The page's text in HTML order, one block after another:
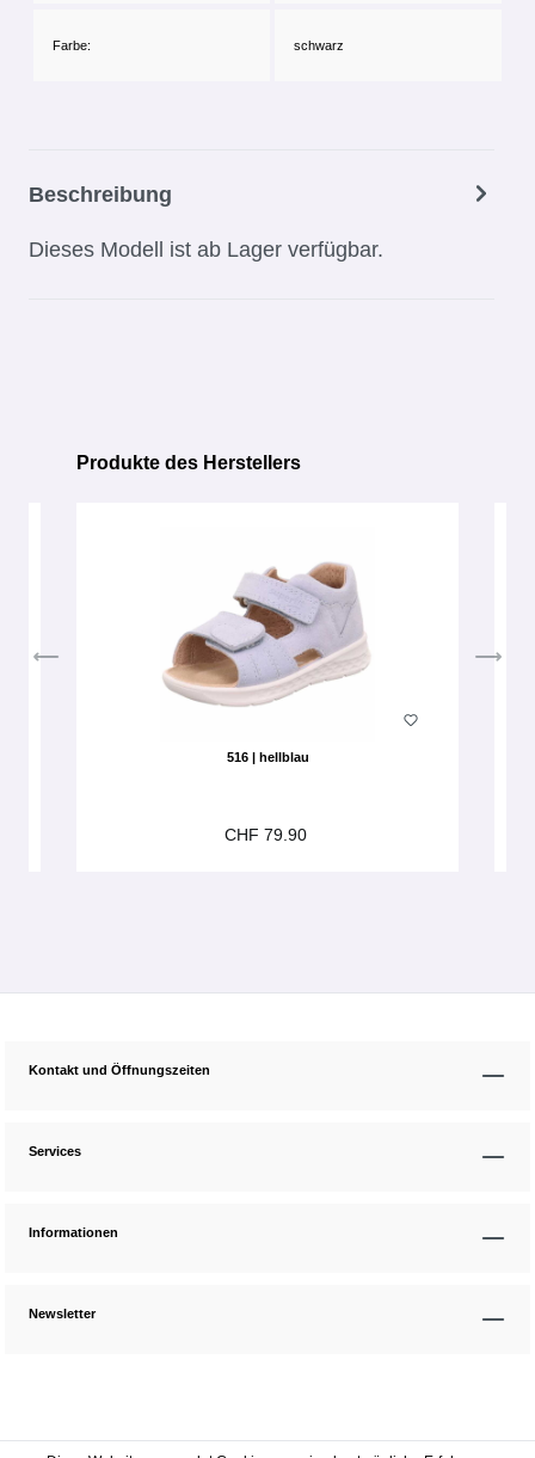
Farbe: schwarz
Beschreibung
Dieses Modell ist ab Lager verfügbar.
Produktgalerie überspringen
Produkte des Herstellers
516 | hellblau
CHF 79.90
Kontakt und Öffnungszeiten
Services
Informationen
Newsletter